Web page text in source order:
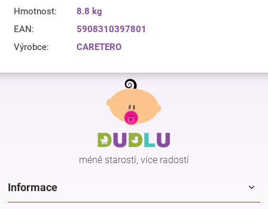
Hmotnost:
8.8 kg
EAN:
5908310397801
Výrobce: CARETERO
Z
méně starostí, více radostí
Informace